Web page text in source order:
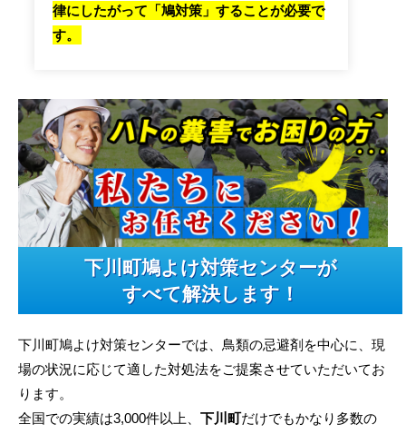
律にしたがって「鳩対策」することが必要で
す。
下川町鳩よけ対策センターが
すべて解決します！
下川町鳩よけ対策センターでは、鳥類の忌避剤を中心に、現
場の状況に応じて適した対処法をご提案させていただいてお
ります。
全国での実績は3,000件以上、 下川町だけでもかなり多数の